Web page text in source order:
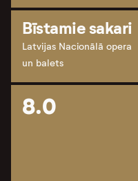
Bīstamie sakari
Latvijas Nacionālā opera
un balets
8.0